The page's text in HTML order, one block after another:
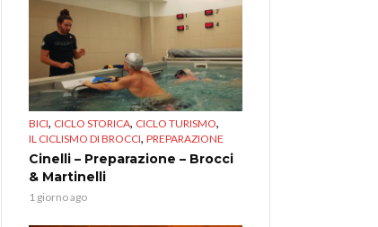
BICI, CICLO STORICA, CICLO TURISMO,
IL CICLISMO DI BROCCI, PREPARAZIONE
Cinelli – Preparazione – Brocci
& Martinelli
1 giorno ago